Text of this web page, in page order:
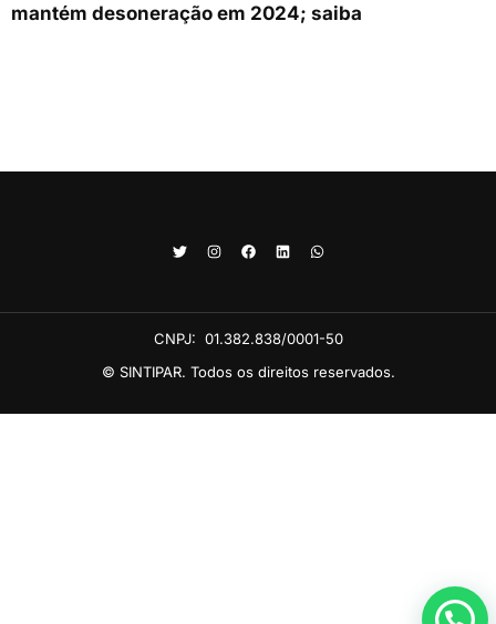
mantém desoneração em 2024; saiba
CNPJ: 01.382.838/0001-50
© SINTIPAR. Todos os direitos reservados.